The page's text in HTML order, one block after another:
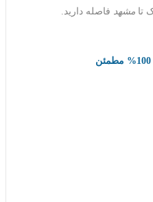
مشهد فاصله دارید.